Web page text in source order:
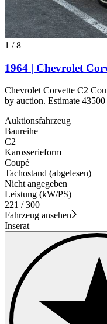
1 /8
1964 | Chevrolet
Chevrolet Corvette C2
by auction. Estimate
Auktionsfahrzeug
Baureihe
C2
Karosserieform
Coupé
Tachostand (abgelesen)
Nicht angegeben
Leistung (kW/PS)
221 / 300
Fahrzeug ansehen
Inserat